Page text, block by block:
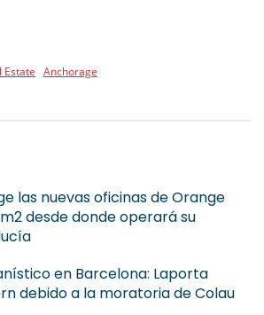
Estate Anchorage
las nuevas oficinas de Orange
desde donde operará su
en Barcelona: Laporta
debido a la moratoria de Colau